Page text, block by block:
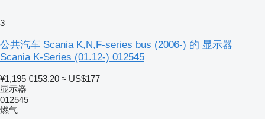
3
公共汽车 Scania K,N,F-series bus (2006-) 的 显示器
Scania K-Series (01.12-) 012545
¥1,195 €153.20 ≈ US$177
显示器
012545
燃气